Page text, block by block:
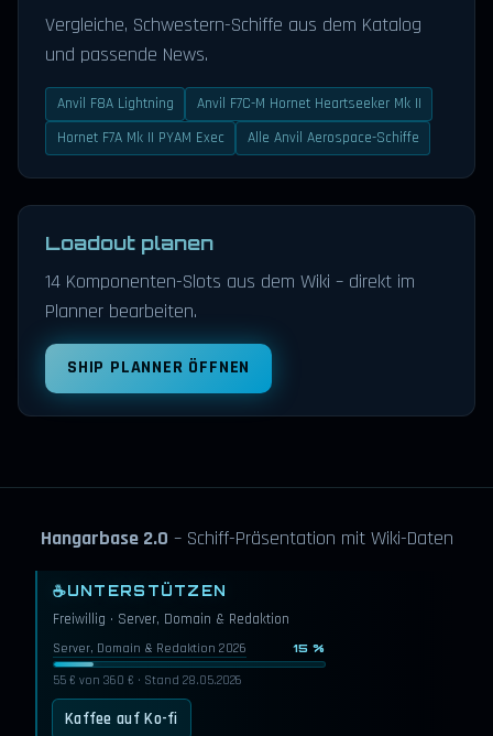
Vergleiche, Schwestern-Schiffe aus dem Katalog
und passende News.
Anvil F8A Lightning
Anvil F7C-M Hornet Heartseeker Mk II
Hornet F7A Mk II PYAM Exec
Alle Anvil Aerospace-Schiffe
Loadout planen
14 Komponenten-Slots aus dem Wiki – direkt im
Planner bearbeiten.
SHIP PLANNER ÖFFNEN
Hangarbase 2.0 – Schiff-Präsentation mit Wiki-Daten
☕UNTERSTÜTZEN
Freiwillig · Server, Domain & Redaktion
Server, Domain & Redaktion 2026 15 %
55 € von 360 € · Stand 28.05.2026
Kaffee auf Ko-fi